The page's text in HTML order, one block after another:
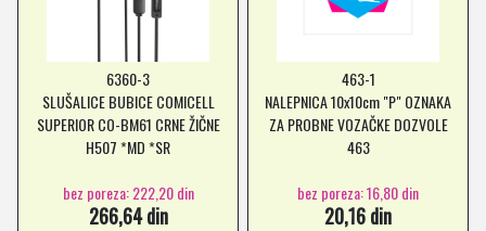
6360-3
SLUŠALICE BUBICE COMICELL
SUPERIOR CO-BM61 CRNE ŽIČNE
H507 *MD *SR
bez poreza: 222,20 din
266,64 din
463-1
NALEPNICA 10x10cm "P" OZNAKA
ZA PROBNE VOZAČKE DOZVOLE
463
bez poreza: 16,80 din
20,16 din